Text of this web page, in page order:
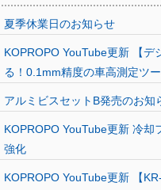
夏季休業日のお知らせ
KOPROPO YouTube更新 【デ
る！0.1mm精度の車高測定ツ
アルミビスセットB発売のお知
KOPROPO YouTube更新 冷
強化
KOPROPO YouTube更新 【